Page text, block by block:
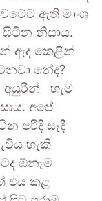
ඇති මාංශ
සිටින නිසාය.
ඇද කෙළින්
නේද?
අයුරින් හැම
අපේ
පරිදි සෑදී
හැකි
ඕනෑම
එය කළ